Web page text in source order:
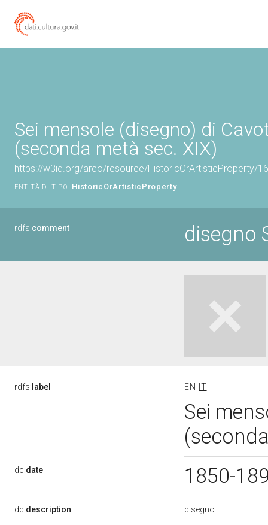
Sei mensole (disegno) di
(seconda metà sec. XIX)
https://w3id.org/arco/resource/HistoricOrArtisticProperty/
ENTITÀ DI TIPO: HistoricOrArtisticProperty
rdfs:comment disegno
rdfs: label EN IT
Sei
dc:date 1850-
dc:description disegno